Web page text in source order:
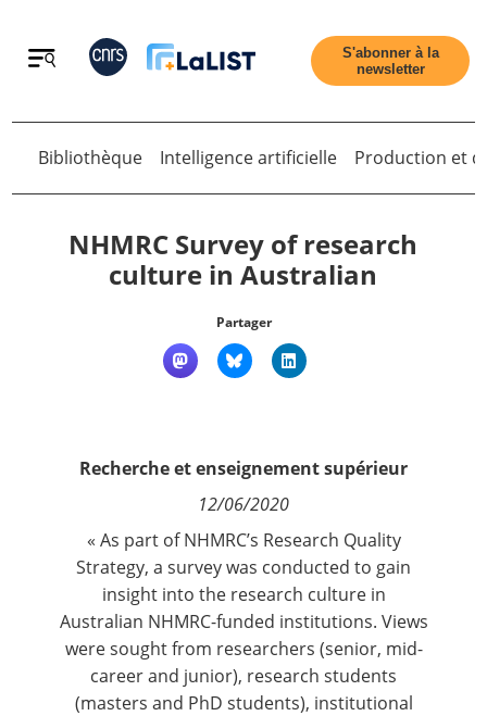
Retour
Nous suivre
S'abonner à la
newsletter
Bibliothèque Intelligence artificielle Production et
NHMRC Survey of research
culture in Australian
Partager
Recherche et enseignement supérieur
12/06/2020
« As part of NHMRC’s Research Quality
Strategy, a survey was conducted to gain
insight into the research culture in
Australian NHMRC-funded institutions. Views
were sought from researchers (senior, mid-
career and junior), research students
(masters and PhD students), institutional